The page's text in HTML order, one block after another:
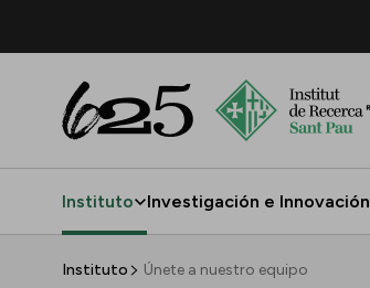
Instituto Investigación e Innovación
Instituto Únete a nuestro equipo